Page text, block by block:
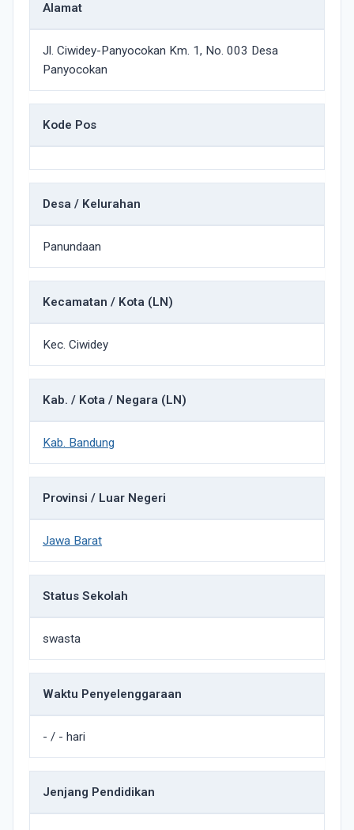
Alamat
Jl. Ciwidey-Panyocokan Km. 1, No. 003 Desa
Panyocokan
Kode Pos
Desa / Kelurahan
Panundaan
Kecamatan / Kota (LN)
Kec. Ciwidey
Kab. / Kota / Negara (LN)
Kab. Bandung
Provinsi / Luar Negeri
Jawa Barat
Status Sekolah
swasta
Waktu Penyelenggaraan
- / - hari
Jenjang Pendidikan